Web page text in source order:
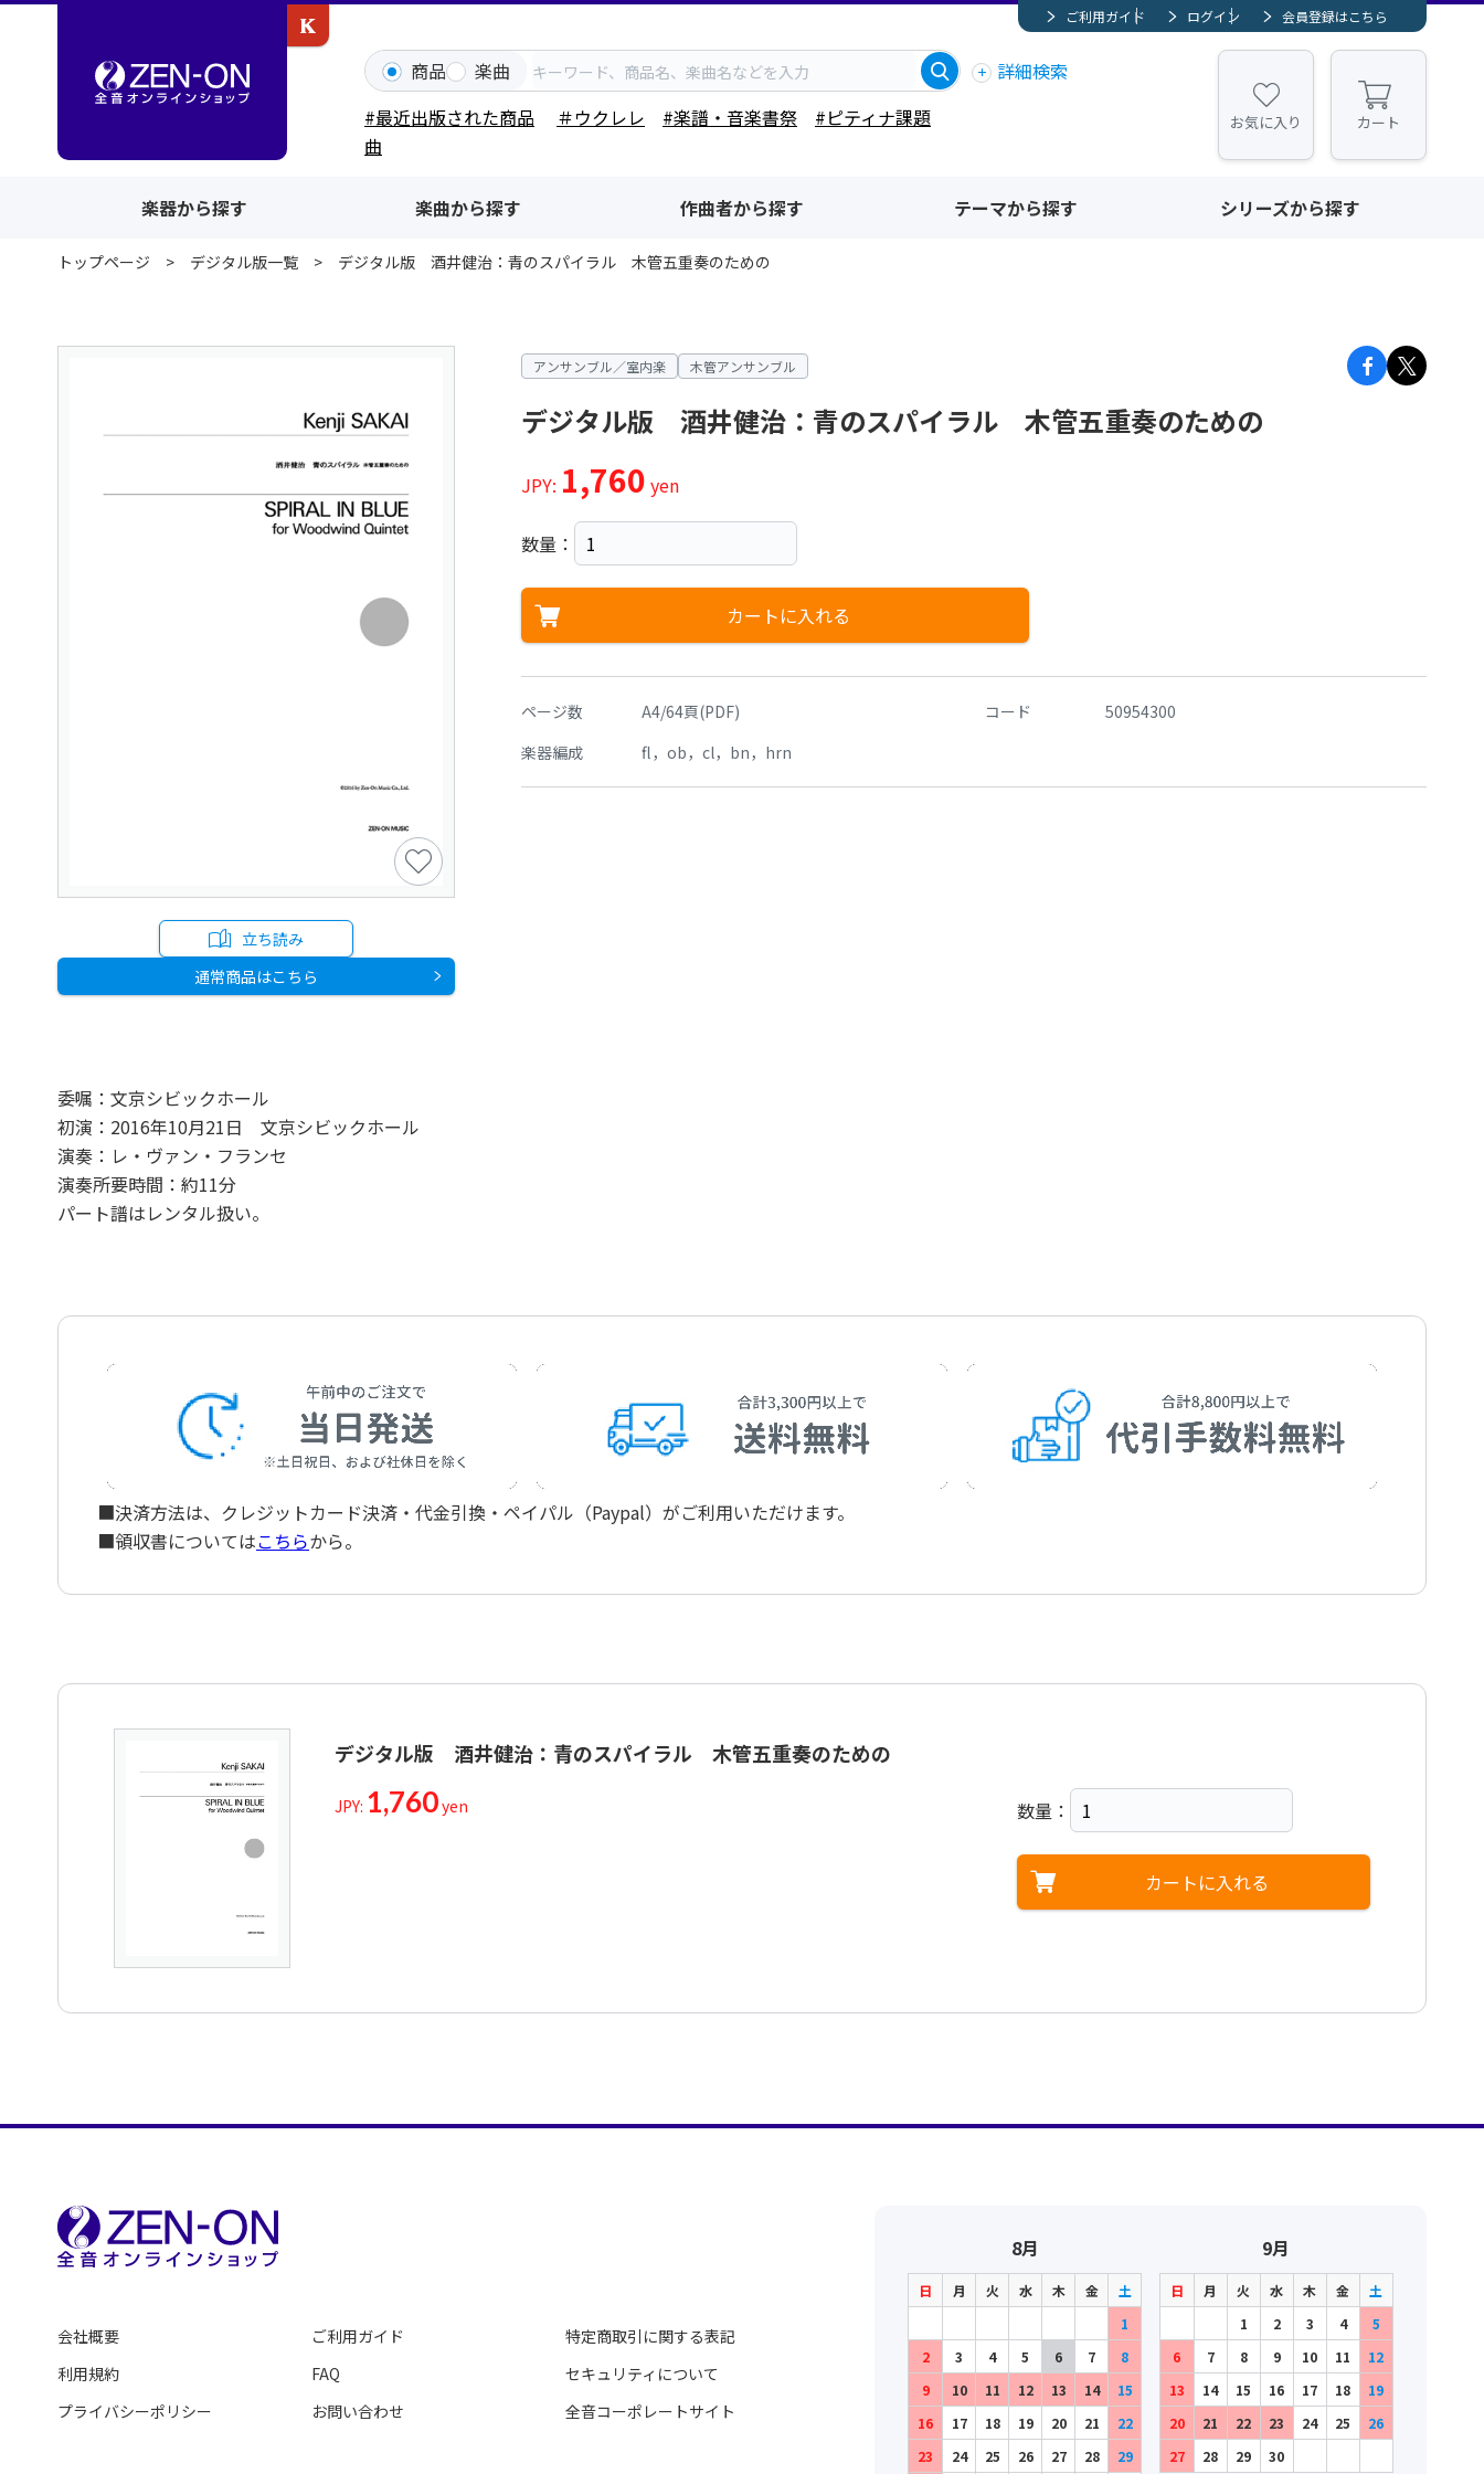
ご利用ガイド ログイン 会員登録はこちら
商品 楽曲
詳細検索
#最近出版された商品
＃ウクレレ #楽譜・音楽書祭
#ピティナ課題
曲
お気に入り カート
楽器から探す 楽曲から探す 作曲者から探す テーマから探す シリーズから探す
トップページ デジタル版一覧 デジタル版 酒井健治：青のスパイラル 木管五重奏のための
立ち読み
通常商品はこちら
アンサンブル／室内楽 木管アンサンブル
デジタル版 酒井健治：青のスパイラル 木管五重奏のための
JPY: 1,760 yen
数量：
カートに入れる
ページ数 A4/64頁(PDF) コード
50954300
楽器編成
fl，ob，cl，bn，hrn
委嘱：文京シビックホール
初演：2016年10月21日 文京シビックホール
演奏：レ・ヴァン・フランセ
演奏所要時間：約11分
パート譜はレンタル扱い。
■決済方法は、クレジットカード決済・代金引換・ペイパル（Paypal）がご利用いただけます。
■領収書についてはこちらから。
デジタル版 酒井健治：青のスパイラル 木管五重奏のための
JPY: 1,760yen 数量：
カートに入れる
会社概要
利用規約
プライバシーポリシー
ご利用ガイド
FAQ
お問い合わせ
特定商取引に関する表記
セキュリティについて
全音コーポレートサイト
8月
日 月 火 水 木 金
土
1
2
3 4 5 6 7
8
9
10 11 12 13 14
15
16
17 18 19 20 21
22
23
24 25 26 27 28 29
9月
日 月 火 水 木 金
土
1
2 3 4
5
6
7 8 9 10 11
12
13
14 15 16 17 18
19
20
21 22 23 24 25
26
27
28 29 30